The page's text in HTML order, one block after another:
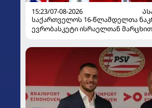
15:23/07-08-2026
საქართველოს 16-წლამდელთა
ევრობასკეტი ისრაელთან